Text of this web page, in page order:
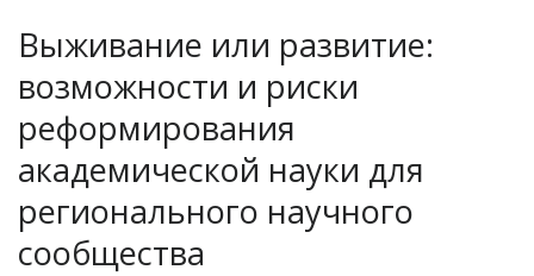
Выживание или развитие:
возможности и риски
реформирования
академической науки для
регионального научного
сообщества